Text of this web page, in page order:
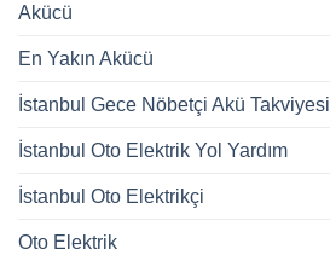
Akücü
En Yakın Akücü
İstanbul Gece Nöbetçi Akü Takviyesi
İstanbul Oto Elektrik Yol Yardım
İstanbul Oto Elektrikçi
Oto Elektrik